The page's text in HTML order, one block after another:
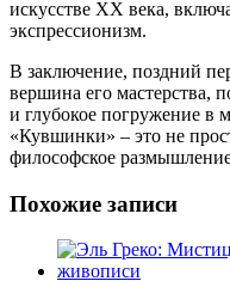
искусстве XX века,
экспрессионизм.
В заключение, поздний
вершина его мастерства,
и глубокое погружение в
«Кувшинки» – это не
философское
Похожие записи